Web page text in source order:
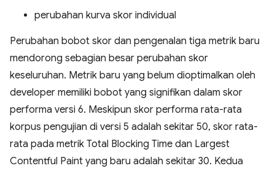
perubahan kurva skor individual
Perubahan bobot skor dan pengenalan tiga metrik baru
mendorong sebagian besar perubahan skor
keseluruhan. Metrik baru yang belum dioptimalkan oleh
developer memiliki bobot yang signifikan dalam skor
performa versi 6. Meskipun skor performa rata-rata
korpus pengujian di versi 5 adalah sekitar 50, skor rata-
rata pada metrik Total Blocking Time dan Largest
Contentful Paint yang baru adalah sekitar 30. Kedua